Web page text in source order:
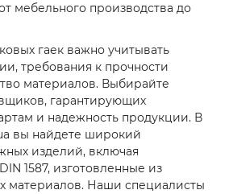
мебельного производства до
гаек важно учитывать
требования к прочности
материалов. Выбирайте
гарантирующих
и надежность продукции. В
вы найдете широкий
изделий, включая
1587, изготовленные из
материалов. Наши специалисты